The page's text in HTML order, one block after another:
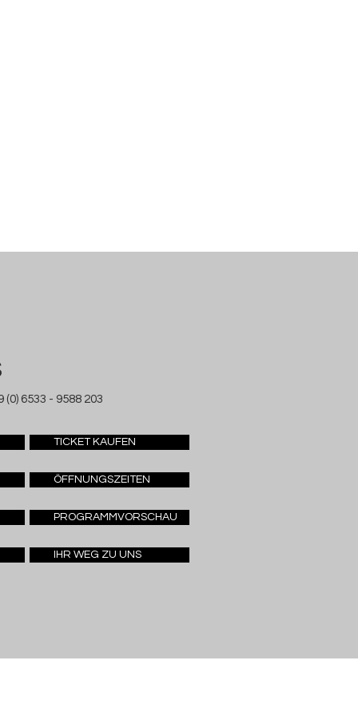
(0) 6533 - 9588 203
TICKET KAUFEN
ÖFFNUNGSZEITEN
PROGRAMMVORSCHAU
IHR WEG ZU UNS